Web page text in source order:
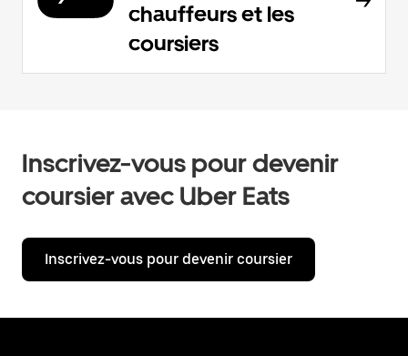
chauffeurs et les
coursiers
Inscrivez-vous pour devenir
coursier avec Uber Eats
Inscrivez-vous pour devenir coursier